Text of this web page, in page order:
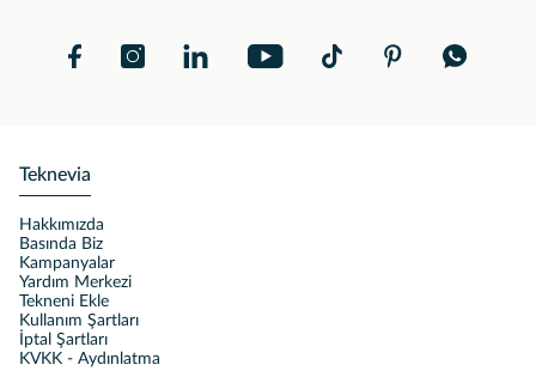
Teknevia
Hakkımızda
Basında Biz
Kampanyalar
Yardım Merkezi
Tekneni Ekle
Kullanım Şartları
İptal Şartları
KVKK - Aydınlatma